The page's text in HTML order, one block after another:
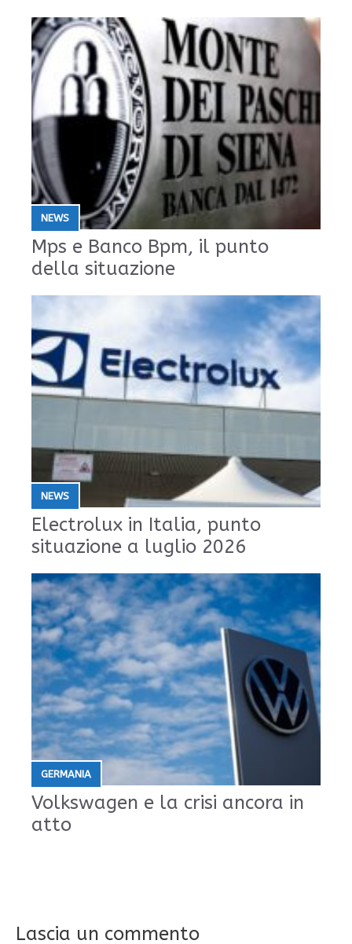
NEWS
Mps e Banco Bpm, il punto
della situazione
NEWS
Electrolux in Italia, punto
situazione a luglio 2026
GERMANIA
Volkswagen e la crisi ancora in
atto
Lascia un commento